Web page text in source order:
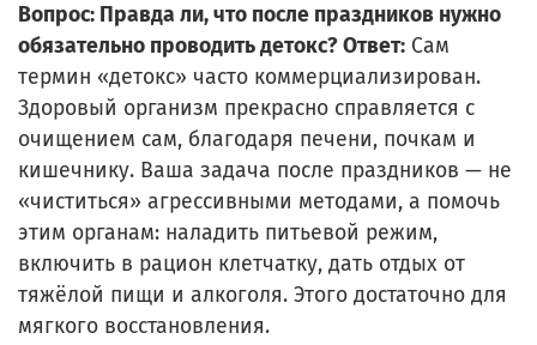
Вопрос: Правда ли, что после праздников нужно
обязательно проводить детокс? Ответ: Сам
термин «детокс» часто коммерциализирован.
Здоровый организм прекрасно справляется с
очищением сам, благодаря печени, почкам и
кишечнику. Ваша задача после праздников — не
«чиститься» агрессивными методами, а помочь
этим органам: наладить питьевой режим,
включить в рацион клетчатку, дать отдых от
тяжёлой пищи и алкоголя. Этого достаточно для
мягкого восстановления.